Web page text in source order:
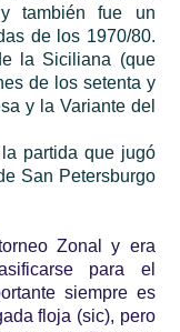
también fue un
de los 1970/80.
la Siciliana (que
de los setenta y
y la Variante del
partida que jugó
San Petersburgo
Zonal y era
para el
siempre es
floja (sic), pero